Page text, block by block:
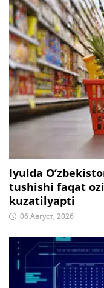
Iyulda
tushishi faqat
kuzatilyapti
06 Август, 2026